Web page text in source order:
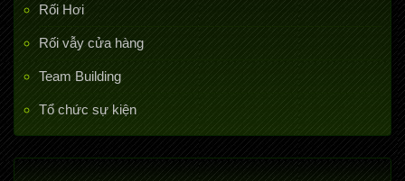
Rối Hơi
Rối vẫy cửa hàng
Team Building
Tổ chức sự kiện